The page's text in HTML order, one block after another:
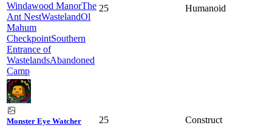
Windawood ManorThe
Ant NestWastelandOl
Mahum
CheckpointSouthern
Entrance of
WastelandsAbandoned
Camp
25 Humanoid
Monster Eye Watcher 25 Construct